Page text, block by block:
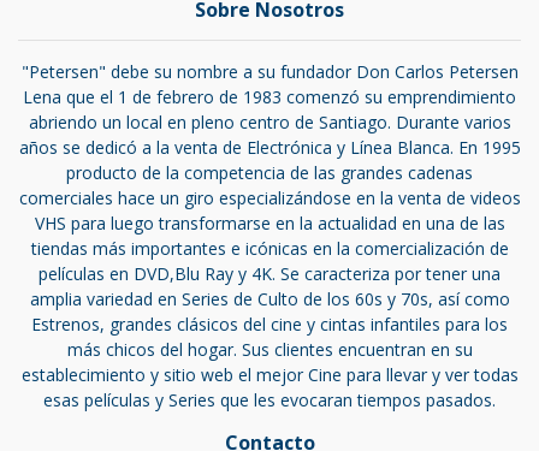
Sobre Nosotros
"Petersen" debe su nombre a su fundador Don Carlos Petersen
Lena que el 1 de febrero de 1983 comenzó su emprendimiento
abriendo un local en pleno centro de Santiago. Durante varios
años se dedicó a la venta de Electrónica y Línea Blanca. En 1995
producto de la competencia de las grandes cadenas
comerciales hace un giro especializándose en la venta de videos
VHS para luego transformarse en la actualidad en una de las
tiendas más importantes e icónicas en la comercialización de
películas en DVD,Blu Ray y 4K. Se caracteriza por tener una
amplia variedad en Series de Culto de los 60s y 70s, así como
Estrenos, grandes clásicos del cine y cintas infantiles para los
más chicos del hogar. Sus clientes encuentran en su
establecimiento y sitio web el mejor Cine para llevar y ver todas
esas películas y Series que les evocaran tiempos pasados.
Contacto